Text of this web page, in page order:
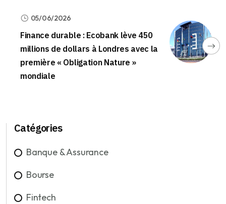
05/06/2026
Finance durable : Ecobank lève 450
millions de dollars à Londres avec la
première « Obligation Nature »
mondiale
Catégories
Banque & Assurance
Bourse
Fintech